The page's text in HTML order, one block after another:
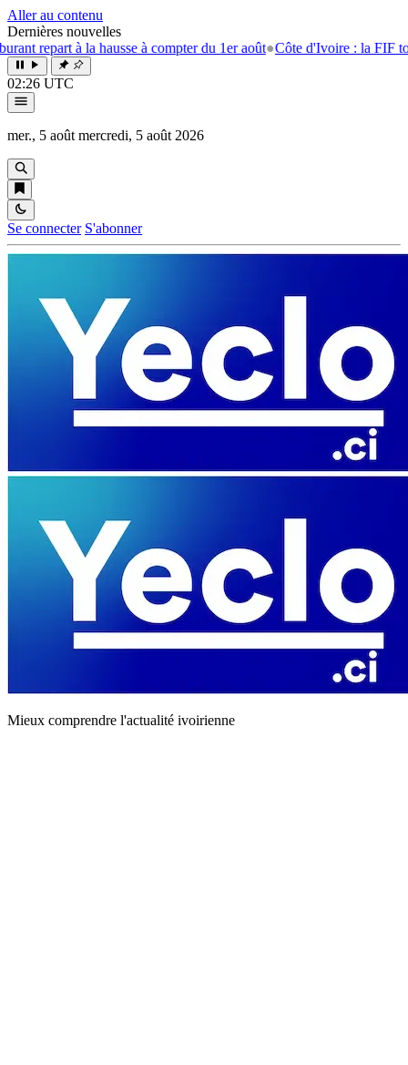
Aller au contenu
Dernières nouvelles
à la hausse à compter du 1er août●Côte d'Ivoire : la FIF tourne
02:26 UTC
mer., 5 août mercredi, 5 août 2026
Se connecter S'abonner
Mieux comprendre l'actualité ivoirienne